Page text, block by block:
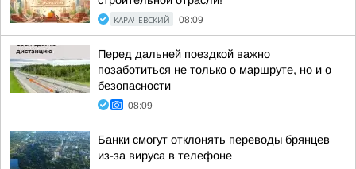
КАРАЧЕВСКИЙ 08:09
Перед дальней поездкой важно
позаботиться не только о маршруте, но и о
безопасности
08:09
Банки смогут отклонять переводы брянцев
из-за вируса в телефоне